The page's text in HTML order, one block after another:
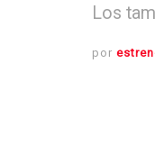
Los
por